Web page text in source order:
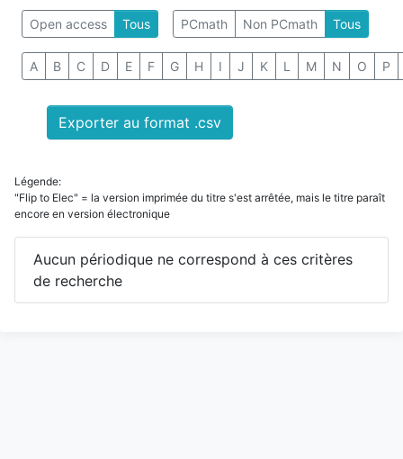
Open access Tous PCmath Non PCmath Tous
A B C D E F G H I J K L M N O P
Exporter au format .csv
Légende:
"Flip to Elec" = la version imprimée du titre s'est arrêtée, mais le titre paraît
encore en version électronique
Aucun périodique ne correspond à ces critères
de recherche